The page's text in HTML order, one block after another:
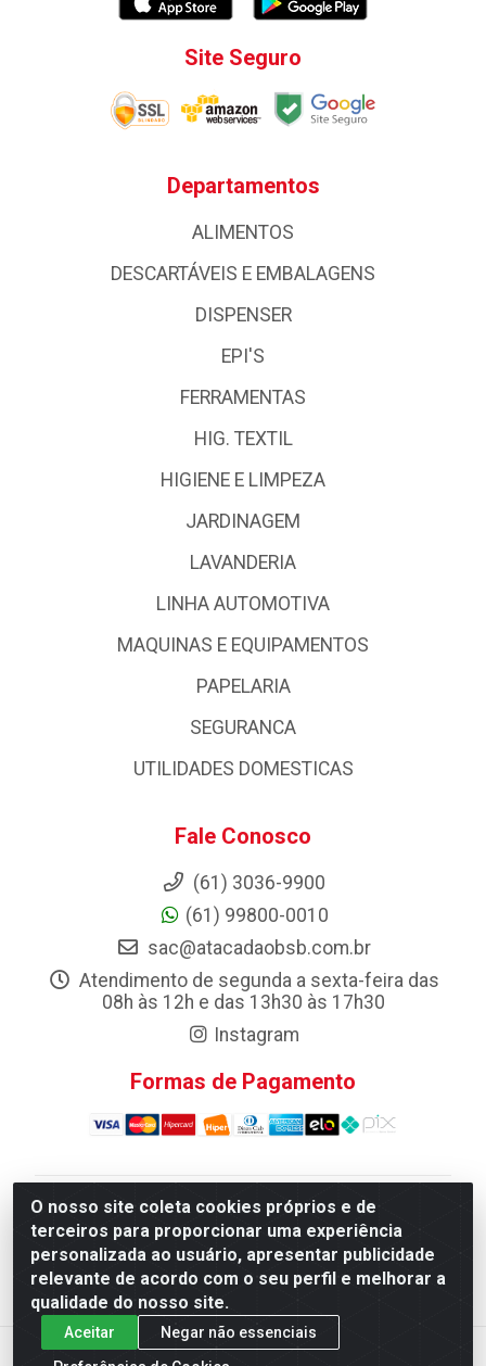
O nosso site coleta cookies próprios e de
terceiros para proporcionar uma experiência
personalizada ao usuário, apresentar publicidade
relevante de acordo com o seu perfil e melhorar a
qualidade do nosso site.
Aceitar
Negar não essenciais
Site Seguro
Departamentos
ALIMENTOS
DESCARTÁVEIS E EMBALAGENS
DISPENSER
EPI'S
FERRAMENTAS
HIG. TEXTIL
HIGIENE E LIMPEZA
JARDINAGEM
LAVANDERIA
LINHA AUTOMOTIVA
MAQUINAS E EQUIPAMENTOS
PAPELARIA
SEGURANCA
UTILIDADES DOMESTICAS
Fale Conosco
(61) 3036-9900
(61) 99800-0010
sac@atacadaobsb.com.br
Atendimento de segunda a sexta-feira das
08h às 12h e das 13h30 às 17h30
Instagram
Formas de Pagamento
Atacadao da Limpeza F. Pereira Queiroz Comercio e
Distribuicao LTDA - Quadra Qi 10 Lotes 39 e, 41 - Setor
Industrial (Taguatinga), Brasília/DF - CEP 72.135-100 -
CNPJ 13.184.675/0001-80